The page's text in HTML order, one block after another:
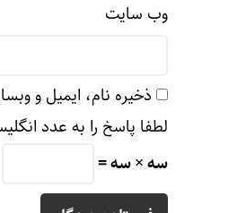
وب‌ سایت
ذخیره نام، ایمیل و
لطفا پاسخ را به عدد
سه × سه =